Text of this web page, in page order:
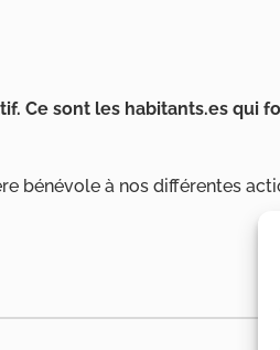
Ce sont les habitants.es qui
bénévole à nos différentes